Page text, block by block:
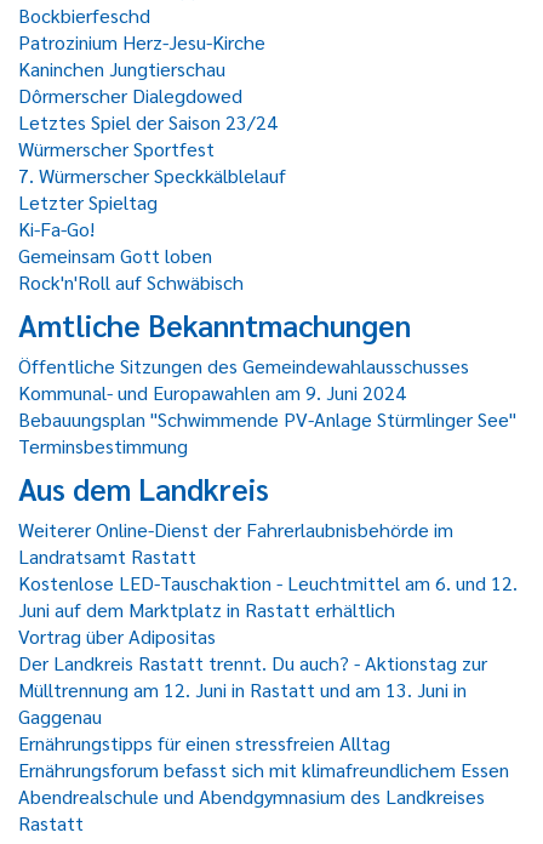
Bockbierfeschd
Patrozinium Herz-Jesu-Kirche
Kaninchen Jungtierschau
Dôrmerscher Dialegdowed
Letztes Spiel der Saison 23/24
Würmerscher Sportfest
7. Würmerscher Speckkälblelauf
Letzter Spieltag
Ki-Fa-Go!
Gemeinsam Gott loben
Rock'n'Roll auf Schwäbisch
Amtliche Bekanntmachungen
Öffentliche Sitzungen des Gemeindewahlausschusses
Kommunal- und Europawahlen am 9. Juni 2024
Bebauungsplan "Schwimmende PV-Anlage Stürmlinger See"
Terminsbestimmung
Aus dem Landkreis
Weiterer Online-Dienst der Fahrerlaubnisbehörde im
Landratsamt Rastatt
Kostenlose LED-Tauschaktion - Leuchtmittel am 6. und 12.
Juni auf dem Marktplatz in Rastatt erhältlich
Vortrag über Adipositas
Der Landkreis Rastatt trennt. Du auch? - Aktionstag zur
Mülltrennung am 12. Juni in Rastatt und am 13. Juni in
Gaggenau
Ernährungstipps für einen stressfreien Alltag
Ernährungsforum befasst sich mit klimafreundlichem Essen
Abendrealschule und Abendgymnasium des Landkreises
Rastatt